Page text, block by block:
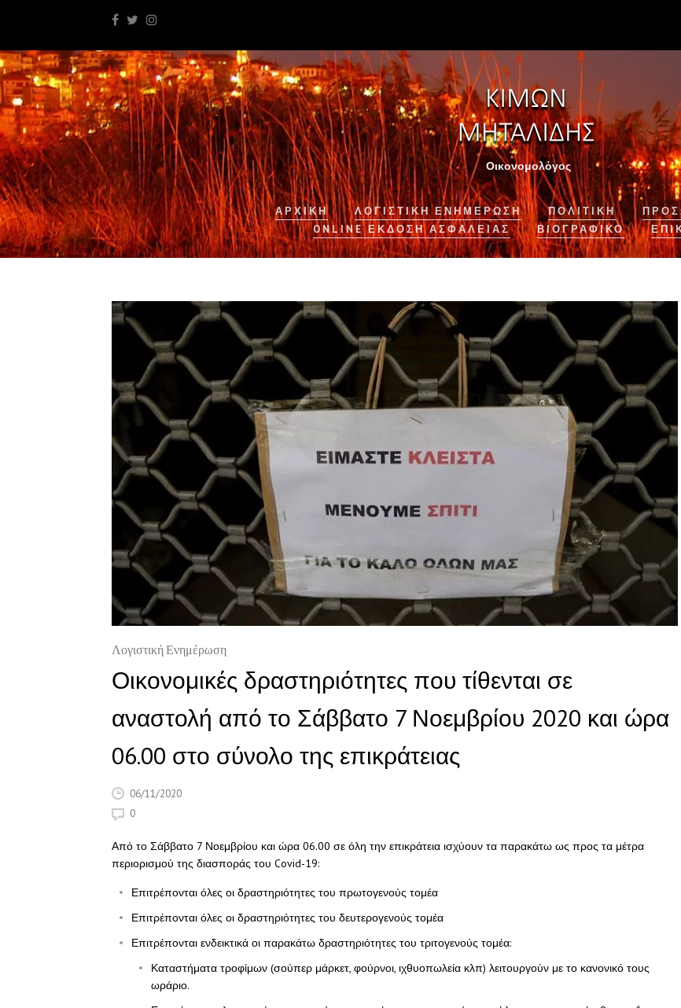
Οικονομολόγος
ΑΡΧΙΚΉ ΛΟΓΙΣΤΙΚΉ ΕΝΗΜΈΡΩΣΗ ΠΟΛΙΤΙΚΗ
ONLINE ΈΚΔΟΣΗ ΑΣΦΆΛΕΙΑΣ
ΒΙΟΓΡΑΦΙΚΌ
Λογιστική Ενημέρωση
Οικονομικές δραστηριότητες που τίθενται σε
αναστολή από το Σάββατο 7 Νοεμβρίου 2020 και ώρα
06.00 στο σύνολο της επικράτειας
06/11/2020
0
Από το Σάββατο 7 Νοεμβρίου και ώρα 06.00 σε όλη την επικράτεια ισχύουν τα παρακάτω ως προς τα μέτρα
περιορισμού της διασποράς του Covid-19:
Επιτρέπονται όλες οι δραστηριότητες του πρωτογενούς τομέα
Επιτρέπονται όλες οι δραστηριότητες του δευτερογενούς τομέα
Επιτρέπονται ενδεικτικά οι παρακάτω δραστηριότητες του τριτογενούς τομέα:
Καταστήματα τροφίμων (σούπερ μάρκετ, φούρνοι, ιχθυοπωλεία κλπ) λειτουργούν με το κανονικό τους
ωράριο.